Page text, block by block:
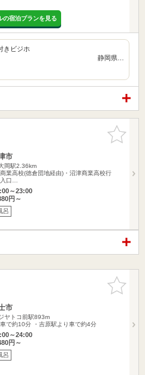
の宿泊プランを見る
ュサウナ付きビジホ
県…
お気に入
りに追加
市
岡駅2.36km
業高校(徳倉団地経由)・沼津商業高校行
口…
～23:00
円～
呂
お気に入
りに追加
市
ヤトコ前駅893m
車で約10分 ・吉原駅より車で約4分
～24:00
円～
呂